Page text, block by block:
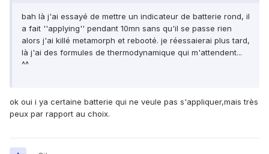
bah là j'ai essayé de mettre un indicateur de batterie rond, il
a fait ''applying'' pendant 10mn sans qu'il se passe rien
alors j'ai killé metamorph et rebooté. je réessaierai plus tard,
là j'ai des formules de thermodynamique qui m'attendent...
^^
ok oui i ya certaine batterie qui ne veule pas s'appliquer,mais très
peux par rapport au choix.